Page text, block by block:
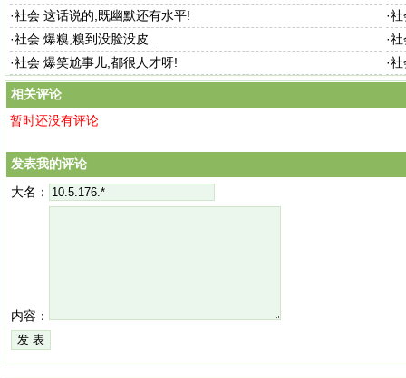
·社会 这话说的,既幽默还有水平! ·社
·社会 爆糗,糗到没脸没皮... ·社
·社会 爆笑尬事儿,都很人才呀! ·社
相关评论
暂时还没有评论
发表我的评论
大名：
内容：